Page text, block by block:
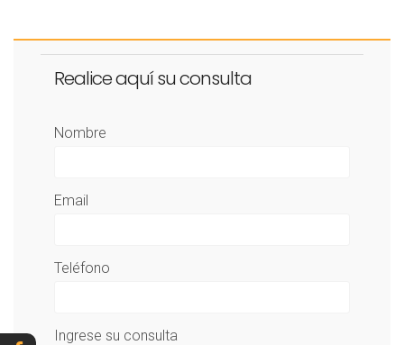
Realice aquí su consulta
Nombre
Email
Teléfono
Ingrese su consulta